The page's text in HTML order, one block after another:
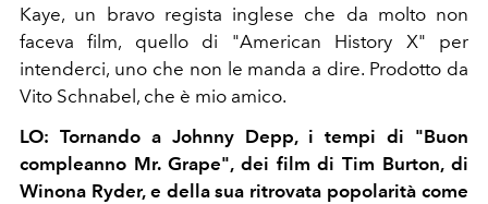
Kaye, un bravo regista inglese che da molto non
faceva film, quello di "American History X" per
intenderci, uno che non le manda a dire. Prodotto da
Vito Schnabel, che è mio amico.
LO: Tornando a Johnny Depp, i tempi di "Buon
compleanno Mr. Grape", dei film di Tim Burton, di
Winona Ryder, e della sua ritrovata popolarità come